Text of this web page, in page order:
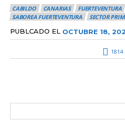
CABILDO CANARIAS FUERTEVENTURA
SABOREA FUERTEVENTURA
SECTOR
PUBLCADO EL OCTUBRE 18,
1814